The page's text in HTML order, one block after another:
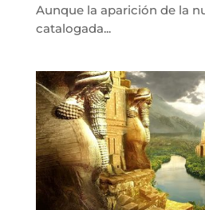
Aunque la aparición de la
catalogada...